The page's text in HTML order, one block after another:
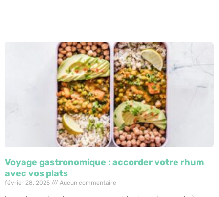
Voyage gastronomique : accorder votre rhum
avec vos plats
février 28, 2025 Aucun commentaire